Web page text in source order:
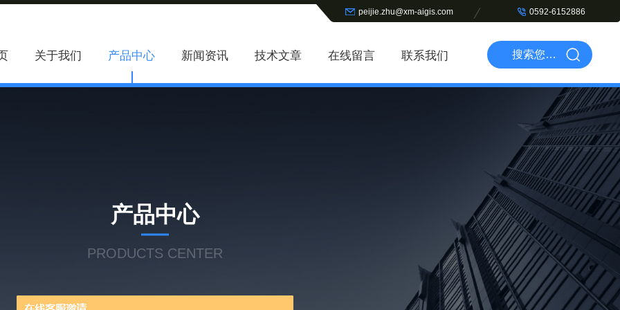
peijie.zhu@xm-aigis.com 0592-6152886
关于我们 产品中心 新闻资讯 技术文章 在线留言 联系我们
产品中心
PRODUCTS CENTER